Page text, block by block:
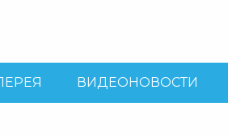
ВИДЕОНОВОСТИ